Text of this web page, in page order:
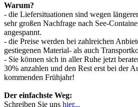
Warum?
- die Liefersituationen sind wegen
sehr großen Nachfrage nach See-
angespannt.
- die Preise werden bei zahlreichen
gestiegenen Material- als auch
- Sie können sich in aller Ruhe jetzt
30% anzahlen und den Rest erst bei der
kommenden Frühjahr!
Der einfachste Weg:
Schreiben Sie uns hier...